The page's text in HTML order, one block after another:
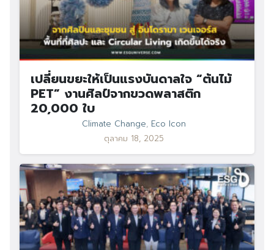
เปลี่ยนขยะให้เป็นแรงบันดาลใจ “ต้นไม้
PET” งานศิลป์จากขวดพลาสติก
20,000 ใบ
Climate Change, Eco Icon
ตุลาคม 18, 2025